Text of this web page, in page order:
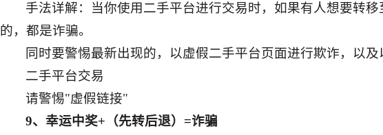
手法详解：当你使用二手平台进行交易时，如果有人想要转
的，都是诈骗。
同时要警惕最新出现的，以虚假二手平台页面进行欺诈，以及
二手平台交易
请警惕"虚假链接"
9、幸运中奖+（先转后退）=诈骗